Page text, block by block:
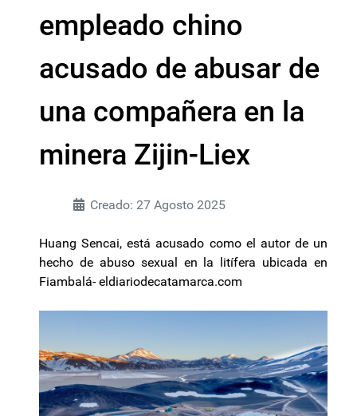
empleado chino
acusado de abusar de
una compañera en la
minera Zijin-Liex
Creado: 27 Agosto 2025
Huang Sencai, está acusado como el autor de un
hecho de abuso sexual en la litífera ubicada en
Fiambalá- eldiariodecatamarca.com